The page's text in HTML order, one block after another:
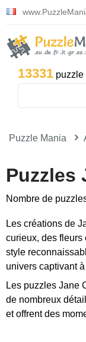
13331 puzzle
Puzzle Mania
Puzzles
Nombre de
Les créations de
curieux, des fleurs
style
univers captivant
Les puzzles Jane
de nombreux
et offrent des